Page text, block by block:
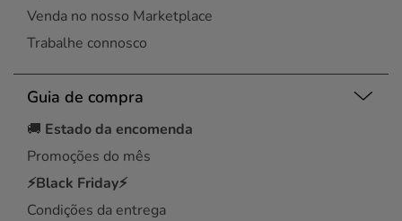
Venda no nosso Marketplace
Trabalhe connosco
Guia de compra
🚚 Estado da encomenda
Promoções do mês
⚡Black Friday⚡
Condições da entrega